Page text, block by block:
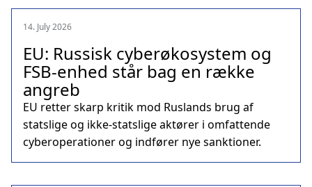
14. July 2026
EU: Russisk cyberøkosystem og
FSB-enhed står bag en række
angreb
EU retter skarp kritik mod Ruslands brug af
statslige og ikke-statslige aktører i omfattende
cyberoperationer og indfører nye sanktioner.